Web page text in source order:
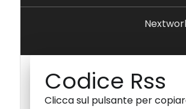
Codice Rss
Clicca sul pulsante per